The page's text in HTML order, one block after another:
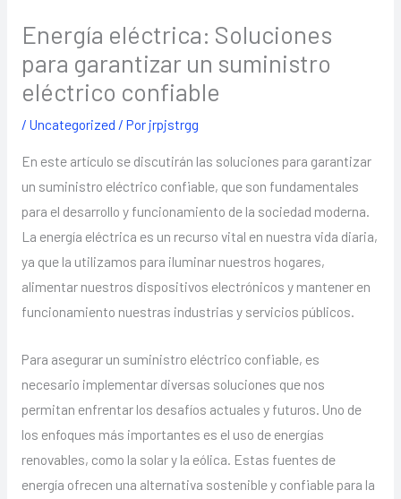
Energía eléctrica: Soluciones
para garantizar un suministro
eléctrico confiable
/ Uncategorized / Por jrpjstrgg
En este artículo se discutirán las soluciones para garantizar
un suministro eléctrico confiable, que son fundamentales
para el desarrollo y funcionamiento de la sociedad moderna.
La energía eléctrica es un recurso vital en nuestra vida diaria,
ya que la utilizamos para iluminar nuestros hogares,
alimentar nuestros dispositivos electrónicos y mantener en
funcionamiento nuestras industrias y servicios públicos.
Para asegurar un suministro eléctrico confiable, es
necesario implementar diversas soluciones que nos
permitan enfrentar los desafíos actuales y futuros. Uno de
los enfoques más importantes es el uso de energías
renovables, como la solar y la eólica. Estas fuentes de
energía ofrecen una alternativa sostenible y confiable para la